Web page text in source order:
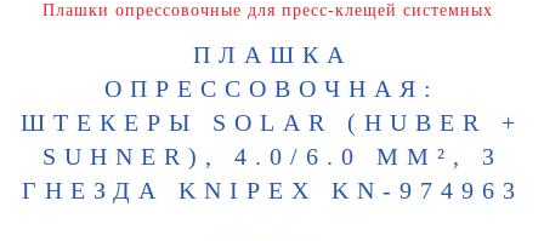
Плашки опрессовочные для пресс-клещей системных
ПЛАШКА
ОПРЕССОВОЧНАЯ:
ШТЕКЕРЫ SOLAR (HUBER +
SUHNER), 4.0/6.0 ММ², 3
ГНЕЗДА KNIPEX KN-974963